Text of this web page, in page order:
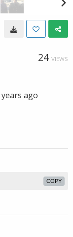
24 VIEWS
2 years ago
COPY